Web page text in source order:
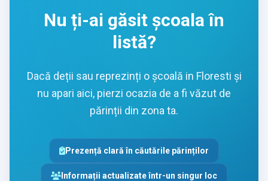
Nu ți-ai găsit școala în
listă?
Dacă deții sau reprezinți o școală in Floresti și
nu apari aici, pierzi ocazia de a fi văzut de
părinții din zona ta.
Prezență clară în căutările părinților
Informații actualizate într-un singur loc